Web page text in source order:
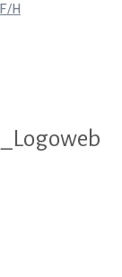
H